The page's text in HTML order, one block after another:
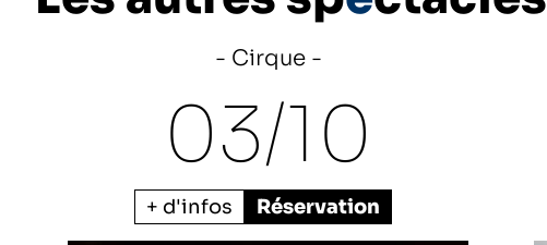
Cirque
03/10
+ d'infos Réservation